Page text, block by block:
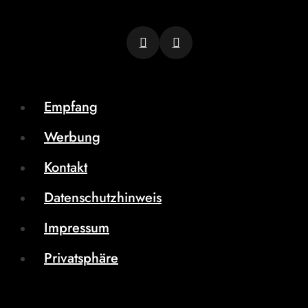
Empfang
Werbung
Kontakt
Datenschutzhinweis
Impressum
Privatsphäre